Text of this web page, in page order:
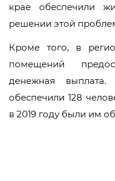
крае обеспечили
решении этой
Кроме того, в
помещений
денежная
обеспечили 128
в 2019 году были им